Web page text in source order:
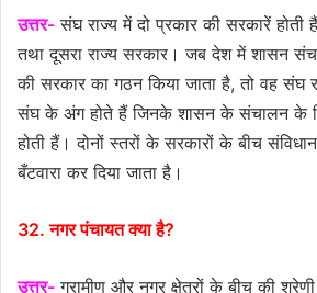
उत्तर- संघ राज्य में दो प्रकार की सरकारें
तथा दूसरा राज्य सरकार। जब देश में शासन
की सरकार का गठन किया जाता है, तो वह संघ
संघ के अंग होते हैं जिनके शासन के संचालन के
होती हैं। दोनों स्तरों के सरकारों के बीच संविधान
बँटवारा कर दिया जाता है।
32. नगर पंचायत क्या है?
उत्तर- ग्रामीण और नगर क्षेत्रों के बीच की